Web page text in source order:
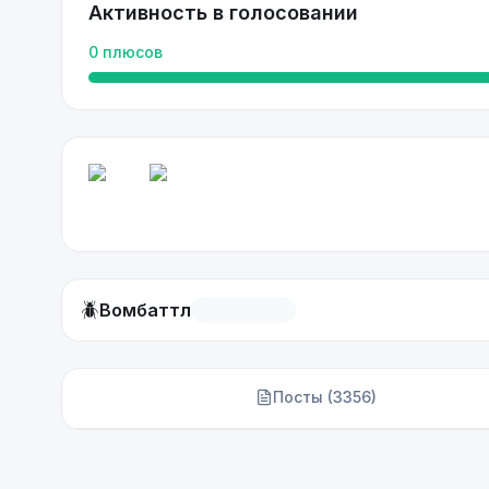
Активность в голосовании
0 плюсов
🪲Вомбаттл
Посты (3356)